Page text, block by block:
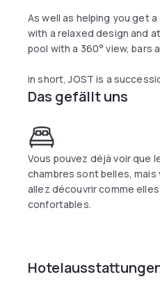
As well as helping you get
with a relaxed design and
pool with a 360° view, bars
in short, JOST is a
Das gefällt uns
Vous pouvez déjà voir que
chambres sont belles, mais
allez découvrir comme
confortables.